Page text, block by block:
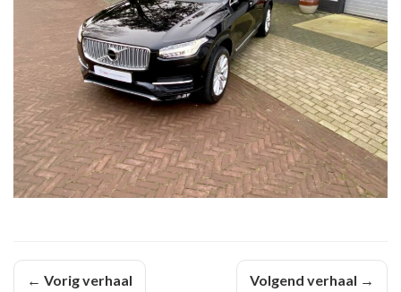
← Vorig verhaal Volgend verhaal →